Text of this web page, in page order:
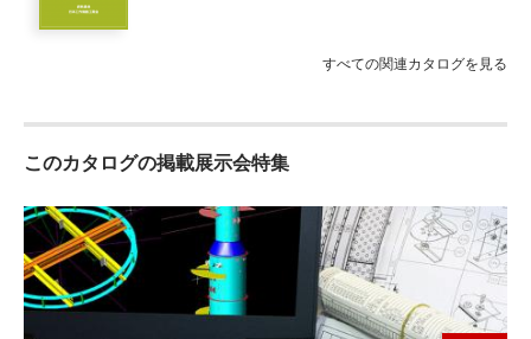
すべての関連カタログを見る
このカタログの掲載展示会特集